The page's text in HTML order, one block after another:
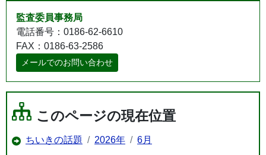
監査委員事務局
電話番号：0186-62-6610
FAX：0186-63-2586
メールでのお問い合わせ
このページの現在位置
ちいきの話題 2026年 6月